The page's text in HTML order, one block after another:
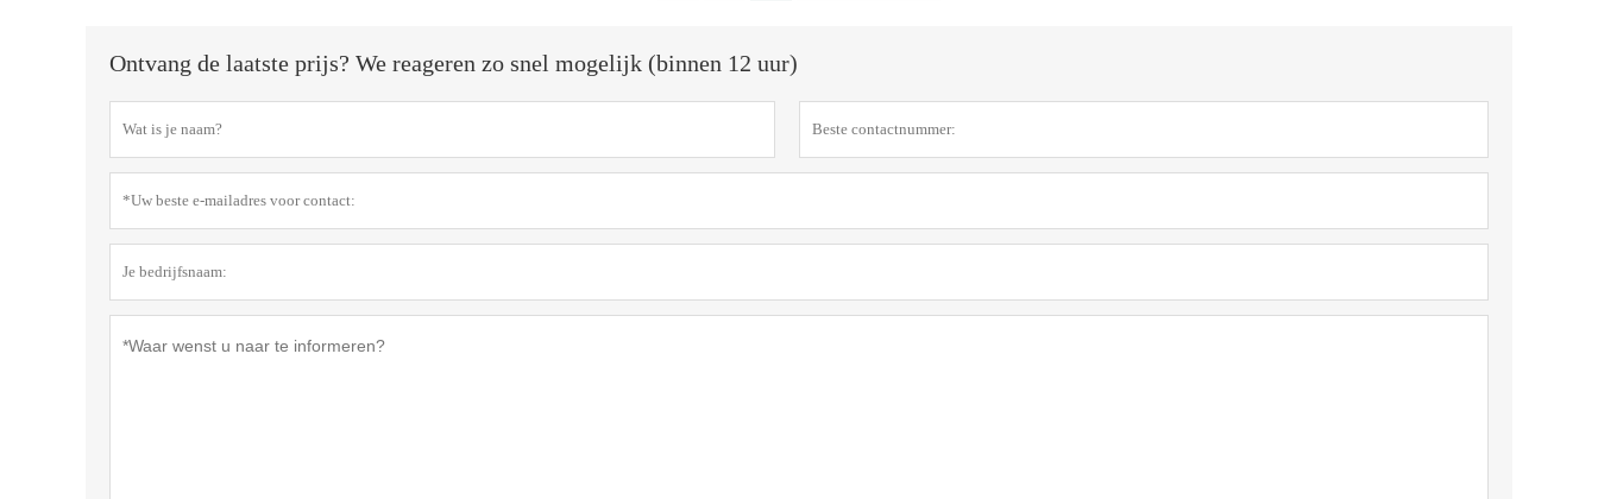
Ontvang de laatste prijs? We reageren zo snel mogelijk (binnen 12 uur)